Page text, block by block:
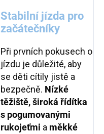
Stabilní jízda pro
začátečníky
Při prvních pokusech o
jízdu je důležité, aby
se děti cítily jistě a
bezpečně. Nízké
těžiště, široká řídítka
s pogumovanými
rukojeťmi a měkké